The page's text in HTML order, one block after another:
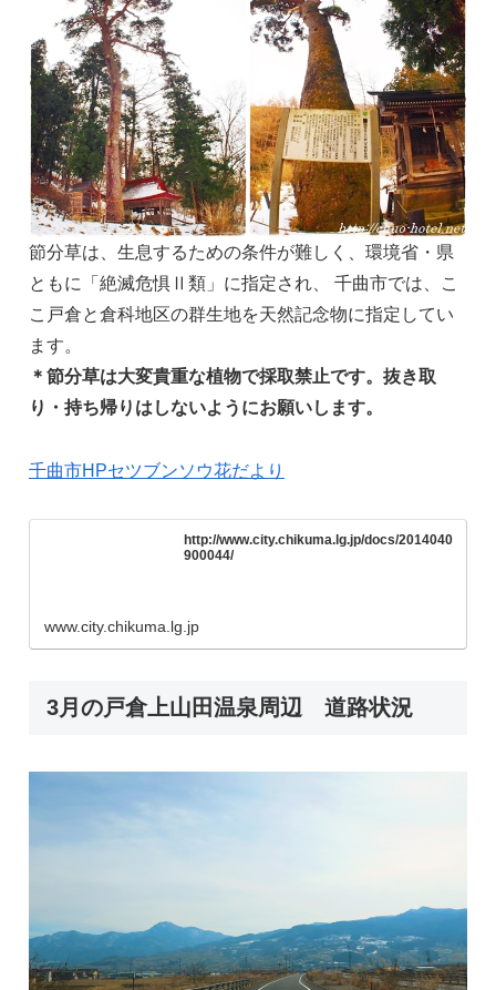
節分草は、生息するための条件が難しく、環境省・県
ともに「絶滅危惧Ⅱ類」に指定され、 千曲市では、こ
こ戸倉と倉科地区の群生地を天然記念物に指定してい
ます。
＊節分草は大変貴重な植物で採取禁止です。抜き取
り・持ち帰りはしないようにお願いします。
千曲市HPセツブンソウ花だより
http://www.city.chikuma.lg.jp/docs/2014040
900044/
www.city.chikuma.lg.jp
3月の戸倉上山田温泉周辺 道路状況